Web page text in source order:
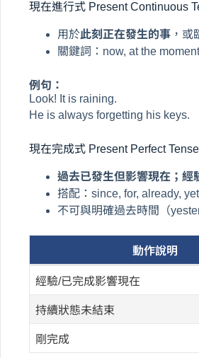
現在進行式 Present Continuous
用於此刻正在發生的事 ，或
關鍵詞：now, at the moment
例句：
Look! It is raining.
He is always forgetting his keys.
現在完成式 Present Perfect Tense
過去已發生但影響現在；經
搭配：since, for, already,
不可與明確過去時間（
動作說明
經驗/已完成影響現在
持續狀態未結束
剛完成